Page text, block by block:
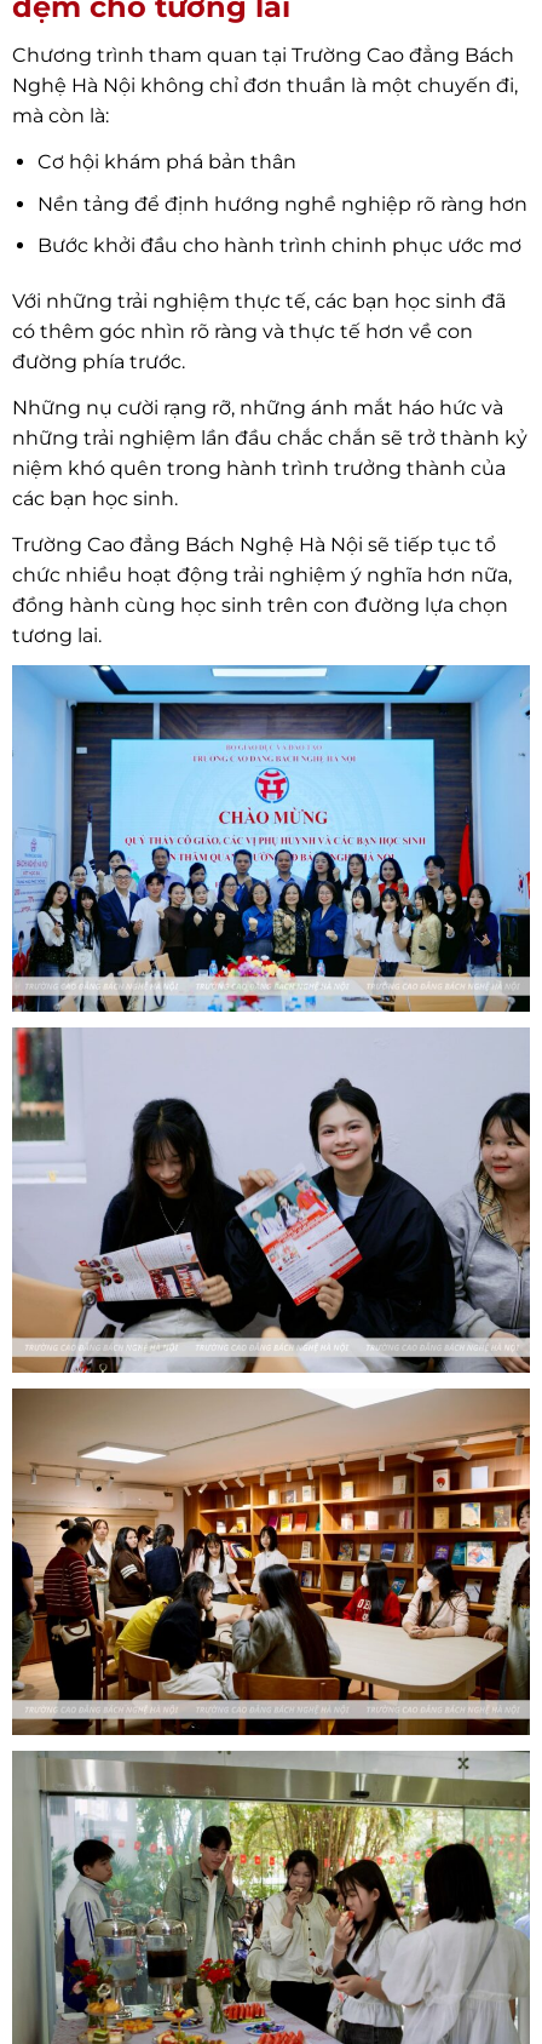
Chương trình tham quan tại Trường Cao đẳng Bách
Nghệ Hà Nội không chỉ đơn thuần là một chuyến đi,
mà còn là:
Cơ hội khám phá bản thân
Nền tảng để định hướng nghề nghiệp rõ ràng hơn
Bước khởi đầu cho hành trình chinh phục ước mơ
Với những trải nghiệm thực tế, các bạn học sinh đã
có thêm góc nhìn rõ ràng và thực tế hơn về con
đường phía trước.
Những nụ cười rạng rỡ, những ánh mắt háo hức và
những trải nghiệm lần đầu chắc chắn sẽ trở thành kỷ
niệm khó quên trong hành trình trưởng thành của
các bạn học sinh.
Trường Cao đẳng Bách Nghệ Hà Nội sẽ tiếp tục tổ
chức nhiều hoạt động trải nghiệm ý nghĩa hơn nữa,
đồng hành cùng học sinh trên con đường lựa chọn
tương lai.